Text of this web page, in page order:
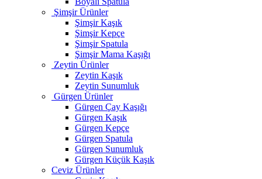
Şimşir Ürünler
Şimşir Kaşık
Şimşir Kepçe
Şimşir Spatula
Şimşir Mama Kaşığı
Zeytin Ürünler
Zeytin Kaşık
Zeytin Sunumluk
Gürgen Ürünler
Gürgen Çay Kaşığı
Gürgen Kaşık
Gürgen Kepçe
Gürgen Spatula
Gürgen Sunumluk
Gürgen Küçük Kaşık
Ceviz Ürünler